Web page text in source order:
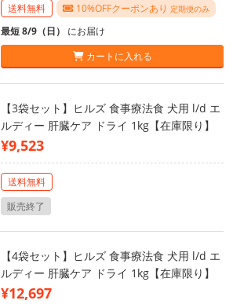
送料無料 10%OFFクーポンあり 定期便のみ
最短 8/9（日） にお届け
カートに入れる
【3袋セット】ヒルズ 食事療法食 犬用 l/d エ
ルディー 肝臓ケア ドライ 1kg【在庫限り】
¥9,523
送料無料
販売終了
【4袋セット】ヒルズ 食事療法食 犬用 l/d エ
ルディー 肝臓ケア ドライ 1kg【在庫限り】
¥12,697